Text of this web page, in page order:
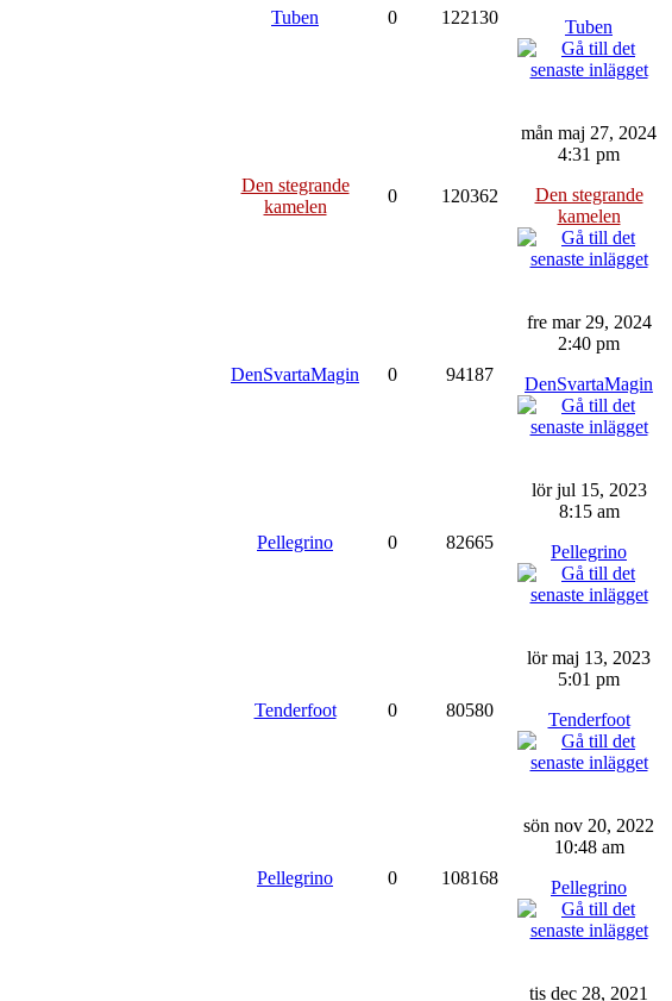
Tuben 0 122130
Tuben
Den stegrande
kamelen
0 120362
mån maj 27, 2024
4:31 pm
Den stegrande
kamelen
DenSvartaMagin 0 94187
fre mar 29, 2024
2:40 pm
DenSvartaMagin
Pellegrino 0 82665
lör jul 15, 2023
8:15 am
Pellegrino
Tenderfoot 0 80580
lör maj 13, 2023
5:01 pm
Tenderfoot
Pellegrino 0 108168
sön nov 20, 2022
10:48 am
Pellegrino
tis dec 28, 2021